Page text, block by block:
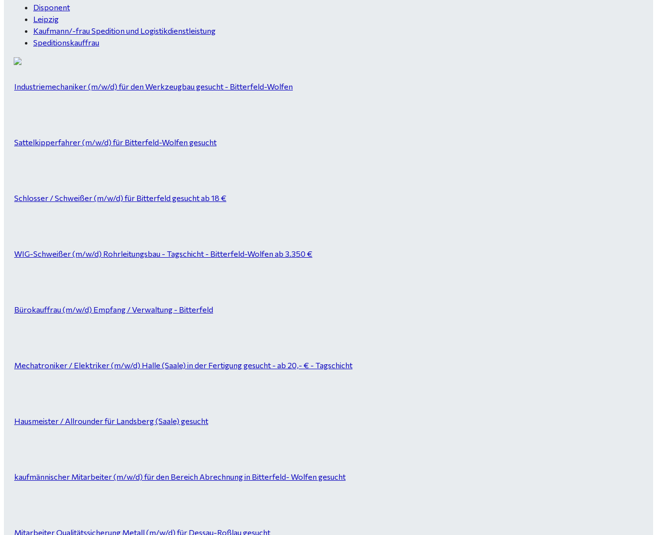
Disponent
Leipzig
Kaufmann/-frau Spedition und Logistikdienstleistung
Speditionskauffrau
Industriemechaniker (m/w/d) für den Werkzeugbau gesucht - Bitterfeld-Wolfen
Sattelkipperfahrer (m/w/d) für Bitterfeld-Wolfen gesucht
Schlosser / Schweißer (m/w/d) für Bitterfeld gesucht ab 18 €
WIG-Schweißer (m/w/d) Rohrleitungsbau - Tagschicht - Bitterfeld-Wolfen ab 3.350 €
Bürokauffrau (m/w/d) Empfang / Verwaltung - Bitterfeld
Mechatroniker / Elektriker (m/w/d) Halle (Saale) in der Fertigung gesucht - ab 20,- € - Tagschicht
Hausmeister / Allrounder für Landsberg (Saale) gesucht
kaufmännischer Mitarbeiter (m/w/d) für den Bereich Abrechnung in Bitterfeld- Wolfen gesucht
Mitarbeiter Qualitätssicherung Metall (m/w/d) für Dessau-Roßlau gesucht